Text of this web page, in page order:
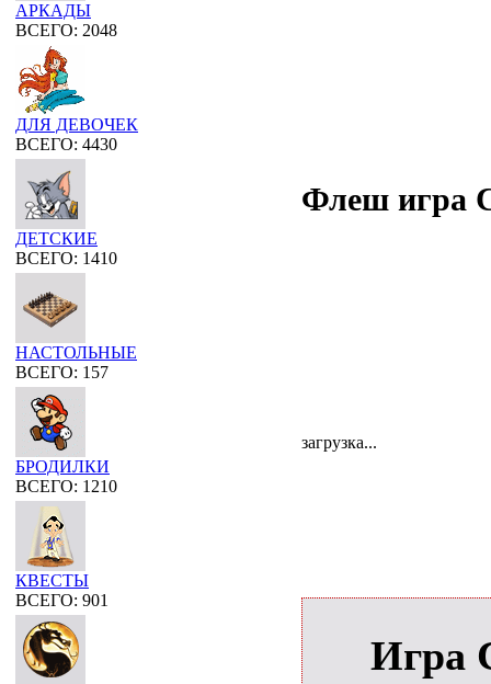
АРКАДЫ
ВСЕГО: 2048
ДЛЯ ДЕВОЧЕК
ВСЕГО: 4430
ДЕТСКИЕ
ВСЕГО: 1410
НАСТОЛЬНЫЕ
ВСЕГО: 157
БРОДИЛКИ
ВСЕГО: 1210
КВЕСТЫ
ВСЕГО: 901
Флеш игра
загрузка...
Игра